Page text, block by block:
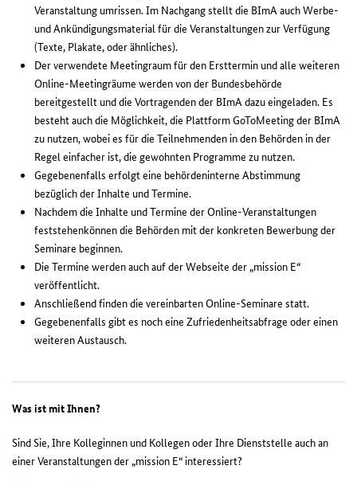
Veranstaltung umrissen. Im Nachgang stellt die BImA auch Werbe-
und Ankündigungsmaterial für die Veranstaltungen zur Verfügung
(Texte, Plakate, oder ähnliches).
Der verwendete Meetingraum für den Ersttermin und alle weiteren
Online-Meetingräume werden von der Bundesbehörde
bereitgestellt und die Vortragenden der BImA dazu eingeladen. Es
besteht auch die Möglichkeit, die Plattform GoToMeeting der BImA
zu nutzen, wobei es für die Teilnehmenden in den Behörden in der
Regel einfacher ist, die gewohnten Programme zu nutzen.
Gegebenenfalls erfolgt eine behördeninterne Abstimmung
bezüglich der Inhalte und Termine.
Nachdem die Inhalte und Termine der Online-Veranstaltungen
feststehenkönnen die Behörden mit der konkreten Bewerbung der
Seminare beginnen.
Die Termine werden auch auf der Webseite der „mission E“
veröffentlicht.
Anschließend finden die vereinbarten Online-Seminare statt.
Gegebenenfalls gibt es noch eine Zufriedenheitsabfrage oder einen
weiteren Austausch.
Was ist mit Ihnen?
Sind Sie, Ihre Kolleginnen und Kollegen oder Ihre Dienststelle auch an
einer Veranstaltungen der „mission E“ interessiert?